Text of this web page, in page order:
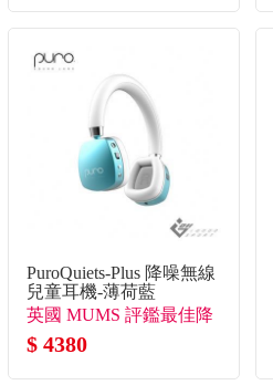
PuroQuiets-Plus 降噪無線
兒童耳機-薄荷藍
英國 MUMS 評鑑最佳降
噪兒童耳機
$ 4380